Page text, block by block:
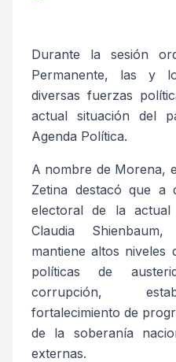
Durante la sesión
Permanente, las y
diversas fuerzas
actual situación del
Agenda Política.
A nombre de Morena,
Zetina destacó que a
electoral de la actual
Claudia
mantienealtos niveles
políticas de
corrupción,
fortalecimiento de
de la soberanía
externas.